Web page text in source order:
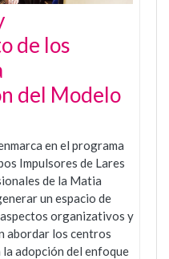
de los
del Modelo
en el programa
Impulsores de Lares
de la Matia
un espacio de
organizativos y
abordar los centros
adopción del enfoque